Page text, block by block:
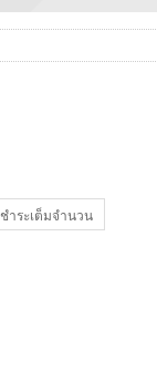
ชำระเต็มจำนวน